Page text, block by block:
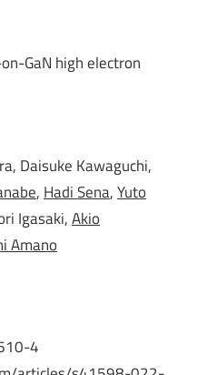
GaN high electron
Daisuke Kawaguchi,
, Hadi Sena,Yuto
Igasaki,Akio
Amano
4